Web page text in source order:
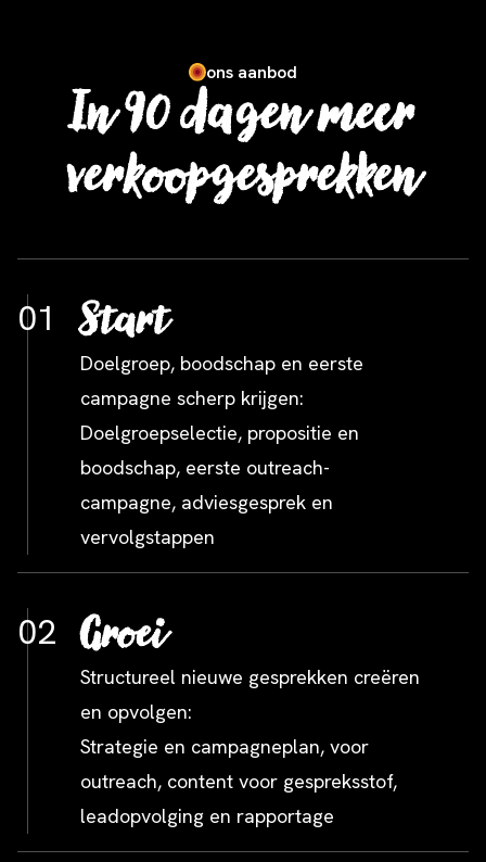
ons aanbod
In 90 dagen meer
verkoopgesprekken
01 Start
Doelgroep, boodschap en eerste
campagne scherp krijgen:
Doelgroepselectie, propositie en
boodschap, eerste outreach-
campagne, adviesgesprek en
vervolgstappen
02 Groei
Structureel nieuwe gesprekken creëren
en opvolgen:
Strategie en campagneplan, voor
outreach, content voor gespreksstof,
leadopvolging en rapportage